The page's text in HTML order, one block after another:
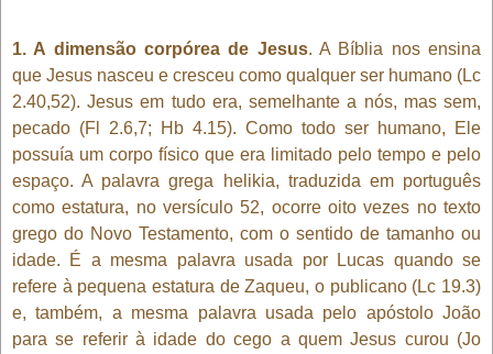
1. A dimensão corpórea de Jesus. A Bíblia nos ensina
que Jesus nasceu e cresceu como qualquer ser humano (Lc
2.40,52). Jesus em tudo era, semelhante a nós, mas sem,
pecado (Fl 2.6,7; Hb 4.15). Como todo ser humano, Ele
possuía um corpo físico que era limitado pelo tempo e pelo
espaço. A palavra grega helikia, traduzida em português
como estatura, no versículo 52, ocorre oito vezes no texto
grego do Novo Testamento, com o sentido de tamanho ou
idade. É a mesma palavra usada por Lucas quando se
refere à pequena estatura de Zaqueu, o publicano (Lc 19.3)
e, também, a mesma palavra usada pelo apóstolo João
para se referir à idade do cego a quem Jesus curou (Jo